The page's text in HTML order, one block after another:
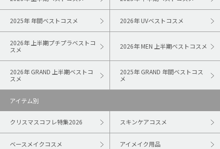
2025年 年間ベストコスメ 2026年 UVベストコスメ
2026年 上半期プチプラベストコ
スメ
2026年 MEN 上半期ベストコスメ
2026年 GRAND 上半期ベストコ
スメ
2025年 GRAND 年間ベストコス
メ
アイテム別
クリスマスコフレ特集2026 スキンケアコスメ
ベースメイクコスメ アイメイク用品